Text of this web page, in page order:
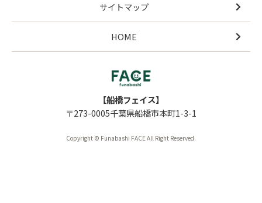
サイトマップ
HOME
【船橋フェイス】
〒273-0005千葉県船橋市本町1-3-1
Copyright © Funabashi FACE All Right Reserved.